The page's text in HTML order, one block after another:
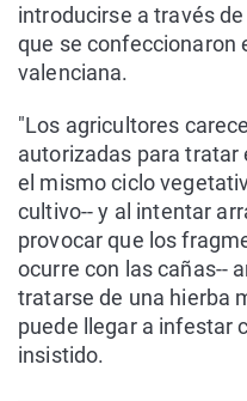
introducirse a través
que se confeccionaron
valenciana.
"Los agricultores
autorizadas para tratar
el mismo ciclo
cultivo-- y al intentar
provocar que los
ocurre con las cañas--
tratarse de una hierba
puede llegar a infestar
insistido.